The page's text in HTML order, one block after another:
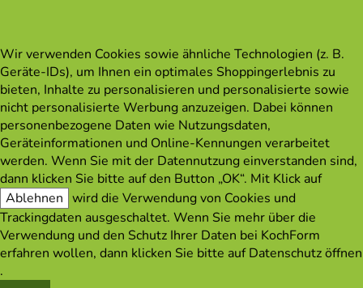
Wir verwenden Cookies sowie ähnliche Technologien (z. B.
Geräte-IDs), um Ihnen ein optimales Shoppingerlebnis zu
bieten, Inhalte zu personalisieren und personalisierte sowie
nicht personalisierte Werbung anzuzeigen. Dabei können
personenbezogene Daten wie Nutzungsdaten,
Geräteinformationen und Online-Kennungen verarbeitet
werden. Wenn Sie mit der Datennutzung einverstanden sind,
dann klicken Sie bitte auf den Button „OK“. Mit Klick auf
Ablehnen wird die Verwendung von Cookies und
Trackingdaten ausgeschaltet. Wenn Sie mehr über die
Verwendung und den Schutz Ihrer Daten bei KochForm
erfahren wollen, dann klicken Sie bitte aufDatenschutz öffnen
.